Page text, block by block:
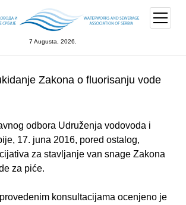
7 Augusta, 2026.
open
menu
Zakona o fluorisanju vode
odbora Udruženja vodovoda i
17. juna 2016, pored ostalog,
za stavljanje van snage Zakona
za piće.
konsultacijama ocenjeno je